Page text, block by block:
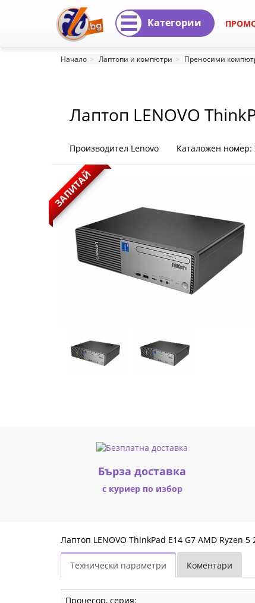
Лаптоп
E14
G7
AMD
Ryzen
5
230
14inch
WUXGA
512GB
Fly.bg
Категории
Начало Лаптопи и компютри Преносими
Лаптоп LENOVO
Производител Lenovo Каталожен номер:
ЗАПИТАЙ
Бърза доставка
с куриер по избор
Лаптоп LENOVO ThinkPad E14 G7 AMD Ryzen 5
Технически параметри Коментари
Процесор, серия: